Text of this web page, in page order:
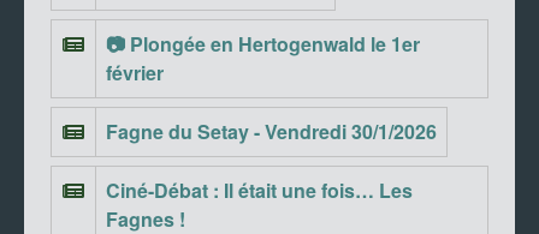
📷 Plongée en Hertogenwald le 1er
février
Fagne du Setay - Vendredi 30/1/2026
Ciné-Débat : Il était une fois… Les
Fagnes !